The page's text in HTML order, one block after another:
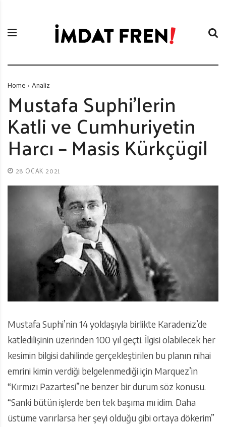
Home Analiz
Mustafa Suphi’lerin
Katli ve Cumhuriyetin
Harcı – Masis Kürkçügil
28 OCAK 2021
Mustafa Suphi’nin 14 yoldaşıyla birlikte Karadeniz’de
katledilişinin üzerinden 100 yıl geçti. İlgisi olabilecek her
kesimin bilgisi dahilinde gerçekleştirilen bu planın nihai
emrini kimin verdiği belgelenmediği için Marquez’in
“Kırmızı Pazartesi”ne benzer bir durum söz konusu.
“Sanki bütün işlerde ben tek başıma mı idim. Daha
üstüme varırlarsa her şeyi olduğu gibi ortaya dökerim”